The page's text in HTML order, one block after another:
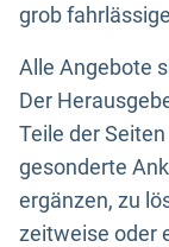
grob
Alle Angebote
Der
Teile der
gesonderte
ergänzen, zu
zeitweise oder